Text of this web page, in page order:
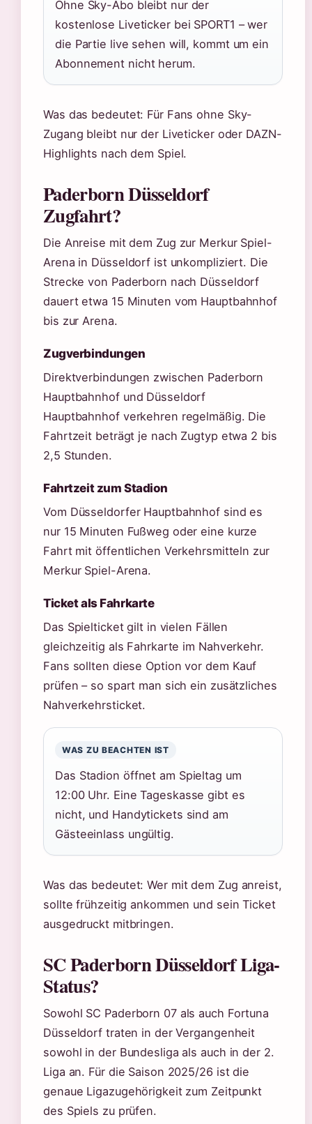
Ohne Sky-Abo bleibt nur der
kostenlose Liveticker bei SPORT1 – wer
die Partie live sehen will, kommt um ein
Abonnement nicht herum.
Was das bedeutet: Für Fans ohne Sky-
Zugang bleibt nur der Liveticker oder DAZN-
Highlights nach dem Spiel.
Paderborn Düsseldorf
Zugfahrt?
Die Anreise mit dem Zug zur Merkur Spiel-
Arena in Düsseldorf ist unkompliziert. Die
Strecke von Paderborn nach Düsseldorf
dauert etwa 15 Minuten vom Hauptbahnhof
bis zur Arena.
Zugverbindungen
Direktverbindungen zwischen Paderborn
Hauptbahnhof und Düsseldorf
Hauptbahnhof verkehren regelmäßig. Die
Fahrtzeit beträgt je nach Zugtyp etwa 2 bis
2,5 Stunden.
Fahrtzeit zum Stadion
Vom Düsseldorfer Hauptbahnhof sind es
nur 15 Minuten Fußweg oder eine kurze
Fahrt mit öffentlichen Verkehrsmitteln zur
Merkur Spiel-Arena.
Ticket als Fahrkarte
Das Spielticket gilt in vielen Fällen
gleichzeitig als Fahrkarte im Nahverkehr.
Fans sollten diese Option vor dem Kauf
prüfen – so spart man sich ein zusätzliches
Nahverkehrsticket.
WAS ZU BEACHTEN IST
Das Stadion öffnet am Spieltag um
12:00 Uhr. Eine Tageskasse gibt es
nicht, und Handytickets sind am
Gästeeinlass ungültig.
Was das bedeutet: Wer mit dem Zug anreist,
sollte frühzeitig ankommen und sein Ticket
ausgedruckt mitbringen.
SC Paderborn Düsseldorf Liga-
Status?
Sowohl SC Paderborn 07 als auch Fortuna
Düsseldorf traten in der Vergangenheit
sowohl in der Bundesliga als auch in der 2.
Liga an. Für die Saison 2025/26 ist die
genaue Ligazugehörigkeit zum Zeitpunkt
des Spiels zu prüfen.